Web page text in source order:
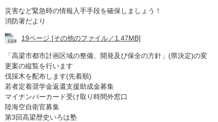
災害など緊急時の情報入手手段を確保しましょう！
消防署だより
19ページ [その他のファイル／1.47MB]
「高梁市都市計画区域の整備、開発及び保全の方針」(県決定)の変
更案の縦覧を行います
伐採木を配布します(先着順)
若者定着奨学金返還支援助成金募集
マイナンバーカード受け取り時間外窓口
陸海空自衛官募集
第3回高梁歴史いろは塾